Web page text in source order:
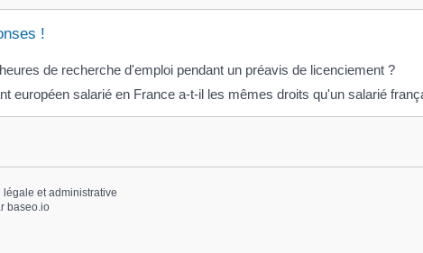
!
de recherche d'emploi pendant un préavis de licenciement ?
européen salarié en France a-t-il les mêmes droits qu'un salarié
et administrative
baseo.io